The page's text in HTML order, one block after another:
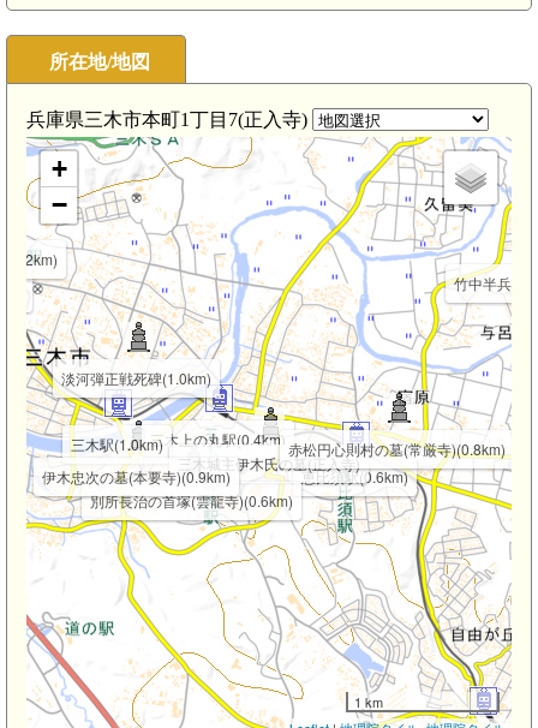
所在地/地図
兵庫県三木市本町1丁目7(正入寺)
三木上の丸駅(0.4km)
恵比須駅(0.6km)
三木駅(1.0km)
三木城主伊木氏の墓(正入寺)
別所長治の首塚(雲龍寺)(0.6km)
赤松円心則村の墓(常厳寺)(0.8km)
伊木忠次の墓(本要寺)(0.9km)
淡河弾正戦死碑(1.0km)
竹中半兵衛
(2.2km)
+
−
1 km